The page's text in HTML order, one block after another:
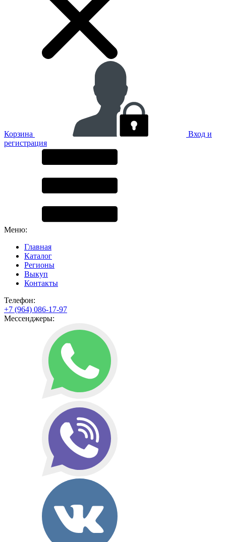
Корзина
Вход и
регистрация
Меню:
Главная
Каталог
Регионы
Выкуп
Контакты
Телефон:
+7 (964) 086-17-97
Мессенджеры: